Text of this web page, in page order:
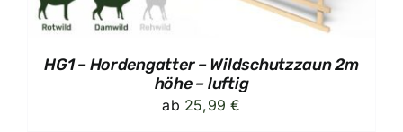
HG1 – Hordengatter – Wildschutzzaun 2m
höhe – luftig
ab 25,99€